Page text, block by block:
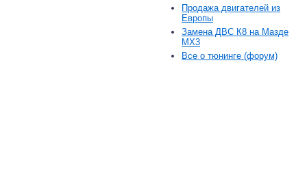
Продажа двигателей из
Европы
Замена ДВС К8 на Мазде
MX3
Все о тюнинге (форум)